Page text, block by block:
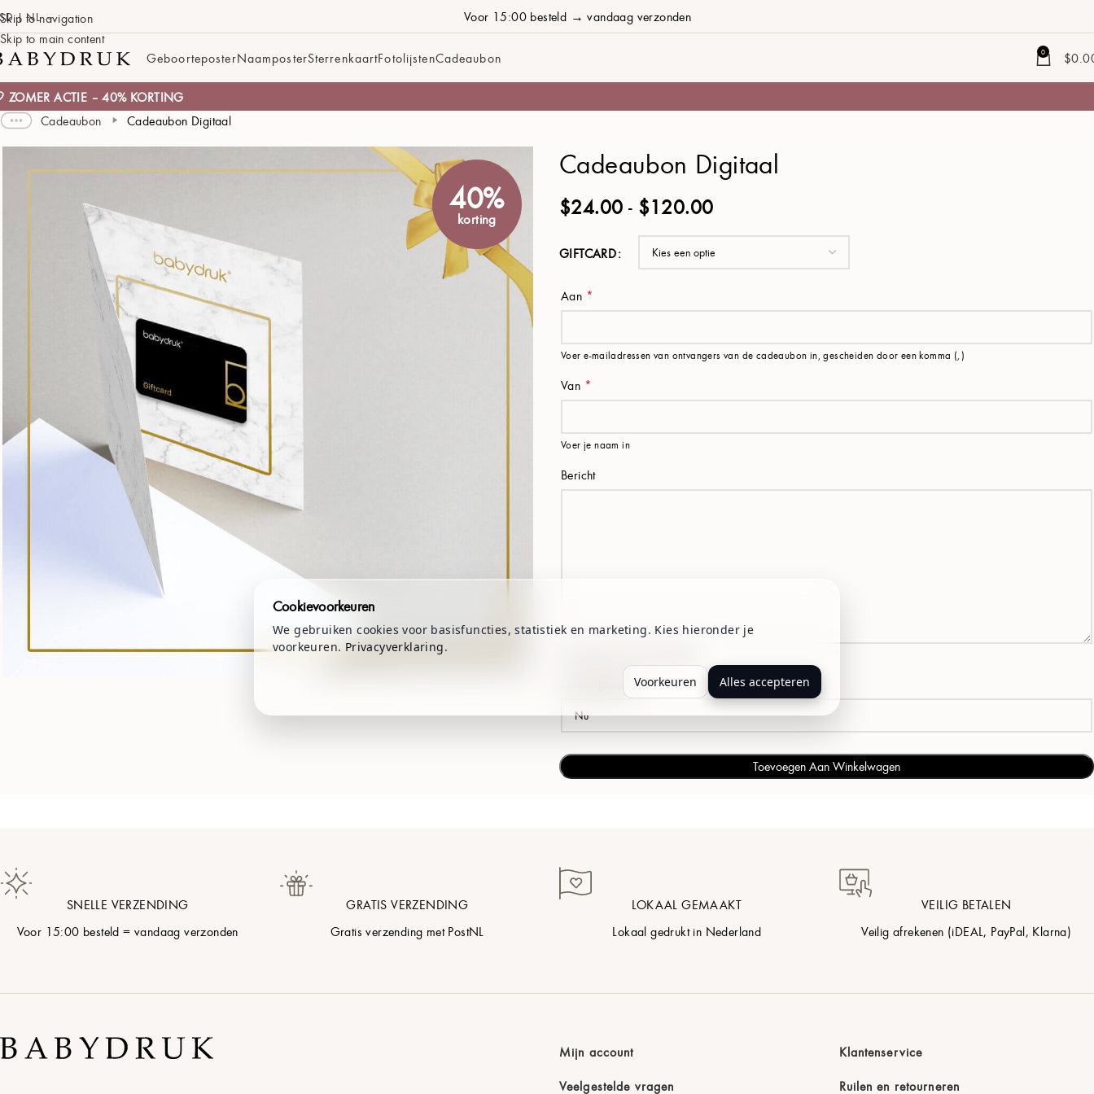
Skip to navigation
Skip to main content
| NL Voor 15:00 besteld → vandaag verzonden
GeboorteposterNaamposterSterrenkaartFotolijstenCadeaubon 0 $
ZOMER ACTIE – 40% KORTING
Cadeaubon
Cadeaubon Digitaal
40%
korting
Cadeaubon Digitaal
$24.00 - $120.00
GIFTCARD
Aan *
Voer e-mailadressen van ontvangers van de cadeaubon in, gescheiden door een komma (,)
Van *
Voer je naam in
Bericht
Leveringsdatum
Toevoegen Aan Winkelwagen
SNELLE VERZENDING
Voor 15:00 besteld = vandaag verzonden
GRATIS VERZENDING
Gratis verzending met PostNL
LOKAAL GEMAAKT
Lokaal gedrukt in Nederland
VEILIG BETALEN
Veilig afrekenen (iDEAL, PayPal, Klarna)
Mijn account
Veelgestelde vragen
Klantenservice
Ruilen en retourneren
Cookievoorkeuren
We gebruiken cookies voor basisfuncties, statistiek en marketing. Kies hieronder je
voorkeuren. Privacyverklaring.
Voorkeuren Alles accepteren